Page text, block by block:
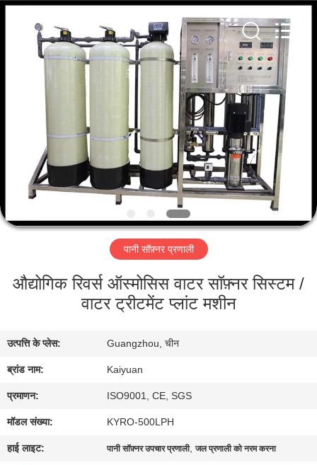
उत्पादों
में
भ्रमण
नियंत्रण
संपर्क
करें
Kai
Treatment
पानी सॉफ़्नर प्रणाली
औद्योगिक रिवर्स ऑस्मोसिस वाटर सॉफ़्नर सिस्टम /
वाटर ट्रीटमेंट प्लांट मशीन
उत्पत्ति के प्लेस: Guangzhou, चीन
ब्रांड नाम: Kaiyuan
प्रमाणन: ISO9001, CE, SGS
मॉडल संख्या: KYRO-500LPH
हाई लाइट: पानी सॉफ़्नर उपचार प्रणाली,जल प्रणाली को नरम करना